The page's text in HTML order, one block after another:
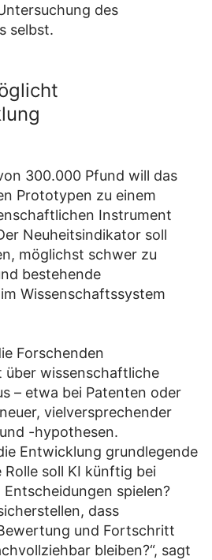
des
selbst.
300.000 Pfund will das
Prototypen zu einem
Instrument
Neuheitsindikator soll
möglichst schwer zu
bestehende
Wissenschaftssystem
Forschenden
über wissenschaftliche
– etwa bei Patenten oder
vielversprechender
-hypothesen.
Entwicklung grundlegende
Rolle soll KI künftig bei
spielen?
dass
und Fortschritt
bleiben?“, sagt